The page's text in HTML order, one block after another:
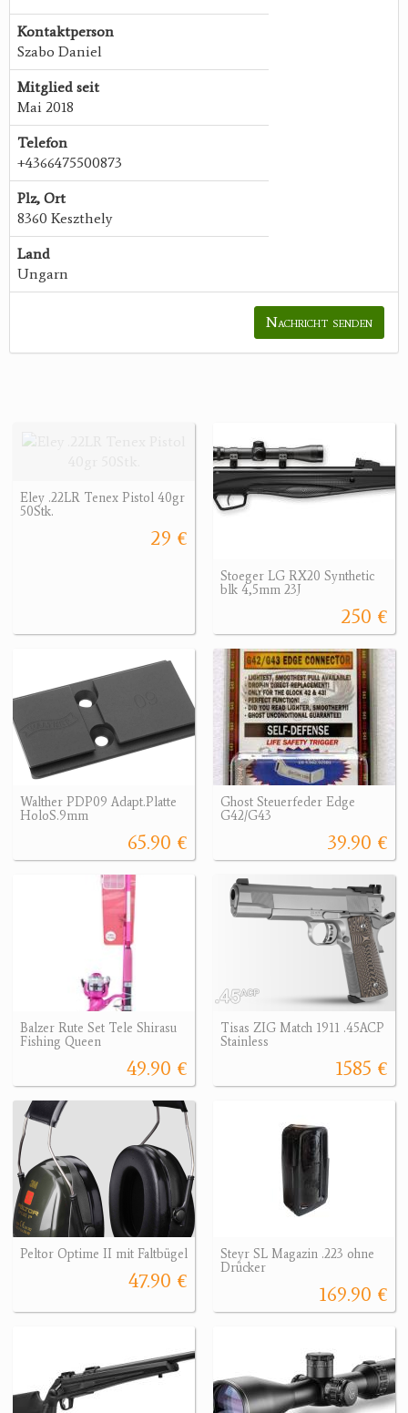
Kontaktperson
Szabo Daniel
Mitglied seit
Mai 2018
Telefon
+4366475500873
Plz, Ort
8360 Keszthely
Land
Ungarn
Nachricht senden
Eley .22LR Tenex Pistol 40gr
50Stk.
29 €
Stoeger LG RX20 Synthetic
blk 4,5mm 23J
250 €
Walther PDP09 Adapt.Platte
HoloS.9mm
65.90 €
Ghost Steuerfeder Edge
G42/G43
39.90 €
Balzer Rute Set Tele Shirasu
Fishing Queen
49.90 €
Tisas ZIG Match 1911 .45ACP
Stainless
1585 €
Peltor Optime II mit Faltbügel
47.90 €
Steyr SL Magazin .223 ohne
Drücker
169.90 €